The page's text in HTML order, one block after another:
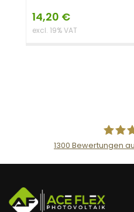
14,20 €
excl. 19% VAT
1300 Bewertungen